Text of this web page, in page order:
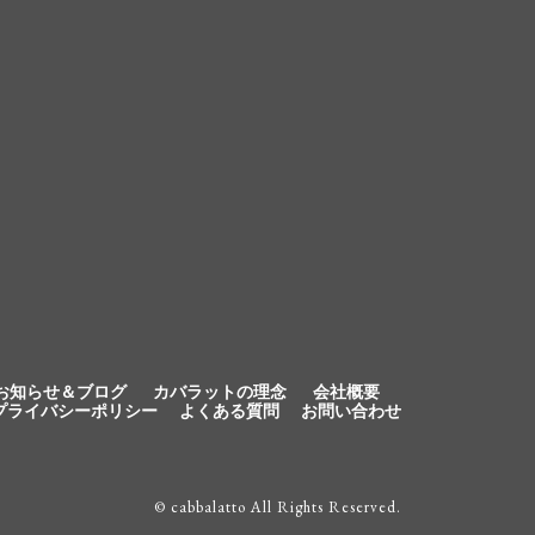
知らせ＆ブログ カバラットの理念
会社概要
ライバシーポリシー
よくある質問 お問い合わせ
© cabbalatto All Rights Reserved.